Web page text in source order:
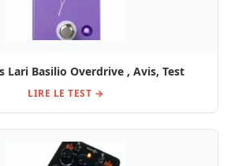
Lari Basilio Overdrive , Avis, Test
LIRE LE TEST →